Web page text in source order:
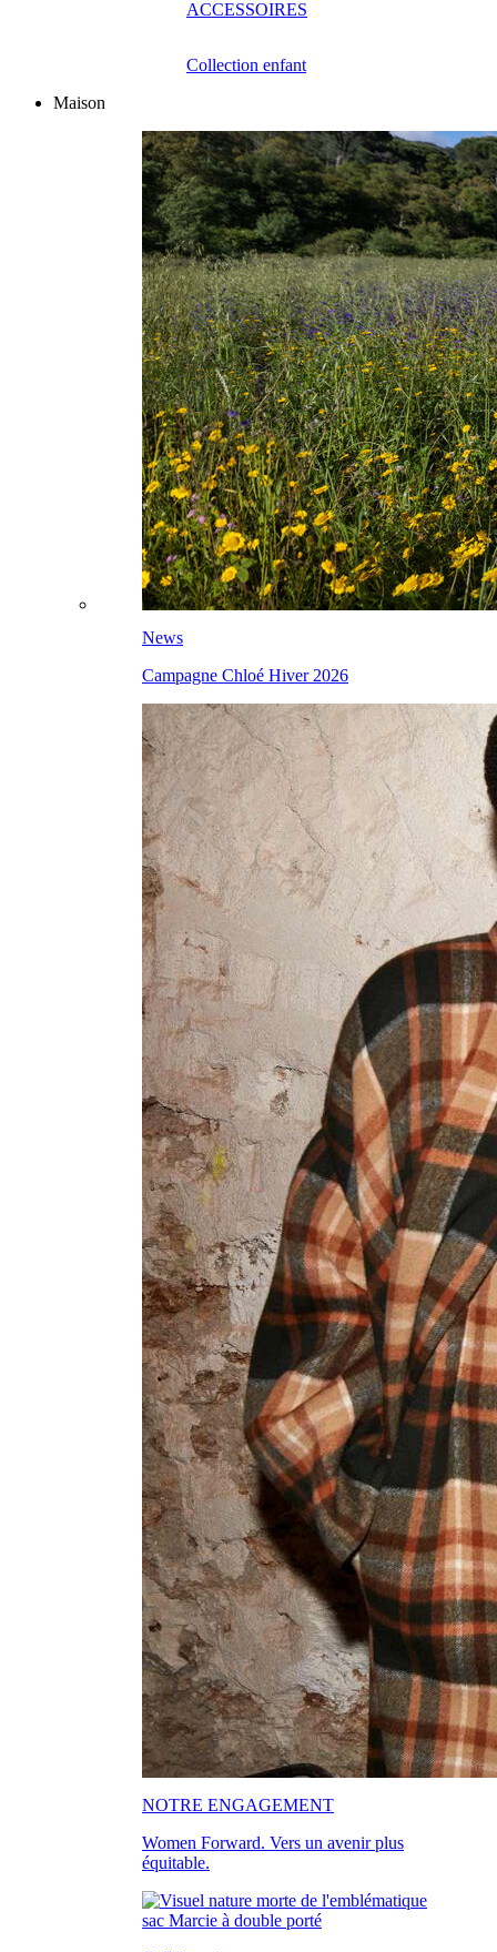
ACCESSOIRES
Collection enfant
Maison
News
Campagne Chloé Hiver 2026
NOTRE ENGAGEMENT
Women Forward. Vers un avenir plus
équitable.